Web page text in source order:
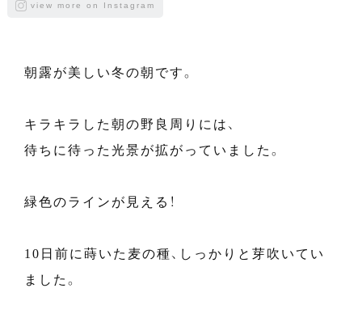
view more on Instagram
朝露が美しい冬の朝です。
キラキラした朝の野良周りには、
待ちに待った光景が拡がっていました。
緑色のラインが見える！
10日前に蒔いた麦の種、しっかりと芽吹いてい
ました。